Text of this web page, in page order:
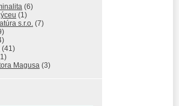
(6)
(1)
s.r.o. (7)
(41)
Magusa (3)